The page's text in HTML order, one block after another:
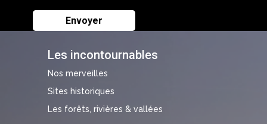
Les incontournables
Nos merveilles
Sites historiques
Les forêts, rivières & vallées